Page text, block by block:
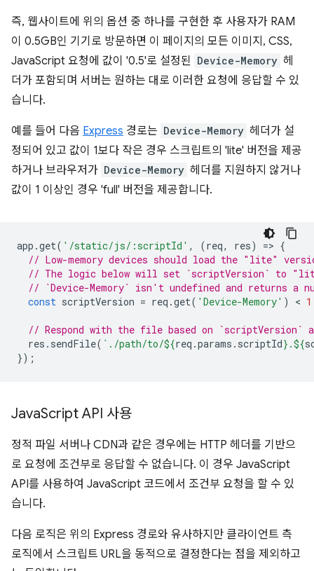
즉, 웹사이트에 위의 옵션 중 하나를 구현한 후 사용자가 RAM
이 0.5GB인 기기로 방문하면 이 페이지의 모든 이미지, CSS,
JavaScript 요청에 값이 '0.5'로 설정된 Device-Memory 헤
더가 포함되며 서버는 원하는 대로 이러한 요청에 응답할 수 있
습니다.
예를 들어 다음 Express 경로는 Device-Memory 헤더가 설
정되어 있고 값이 1보다 작은 경우 스크립트의 'lite' 버전을 제공
하거나 브라우저가 Device-Memory 헤더를 지원하지 않거나
값이 1 이상인 경우 'full' 버전을 제공합니다.
app .get( '/static/js/:scriptId' , (req, res) => {
// Low-memory devices should load the "lite"
// The logic below will set `scriptVersion` to
// `Device-Memory` isn't undefined and returns a
const scriptVersion = req .get( 'Device-Memory' ) < 1
// Respond with the file based on `scriptVersion`
res . sendFile( `./path/to/${req .params . scriptId} .${
});
JavaScript API 사용
정적 파일 서버나 CDN과 같은 경우에는 HTTP 헤더를 기반으
로 요청에 조건부로 응답할 수 없습니다. 이 경우 JavaScript
API를 사용하여 JavaScript 코드에서 조건부 요청을 할 수 있
습니다.
다음 로직은 위의 Express 경로와 유사하지만 클라이언트 측
로직에서 스크립트 URL을 동적으로 결정한다는 점을 제외하고